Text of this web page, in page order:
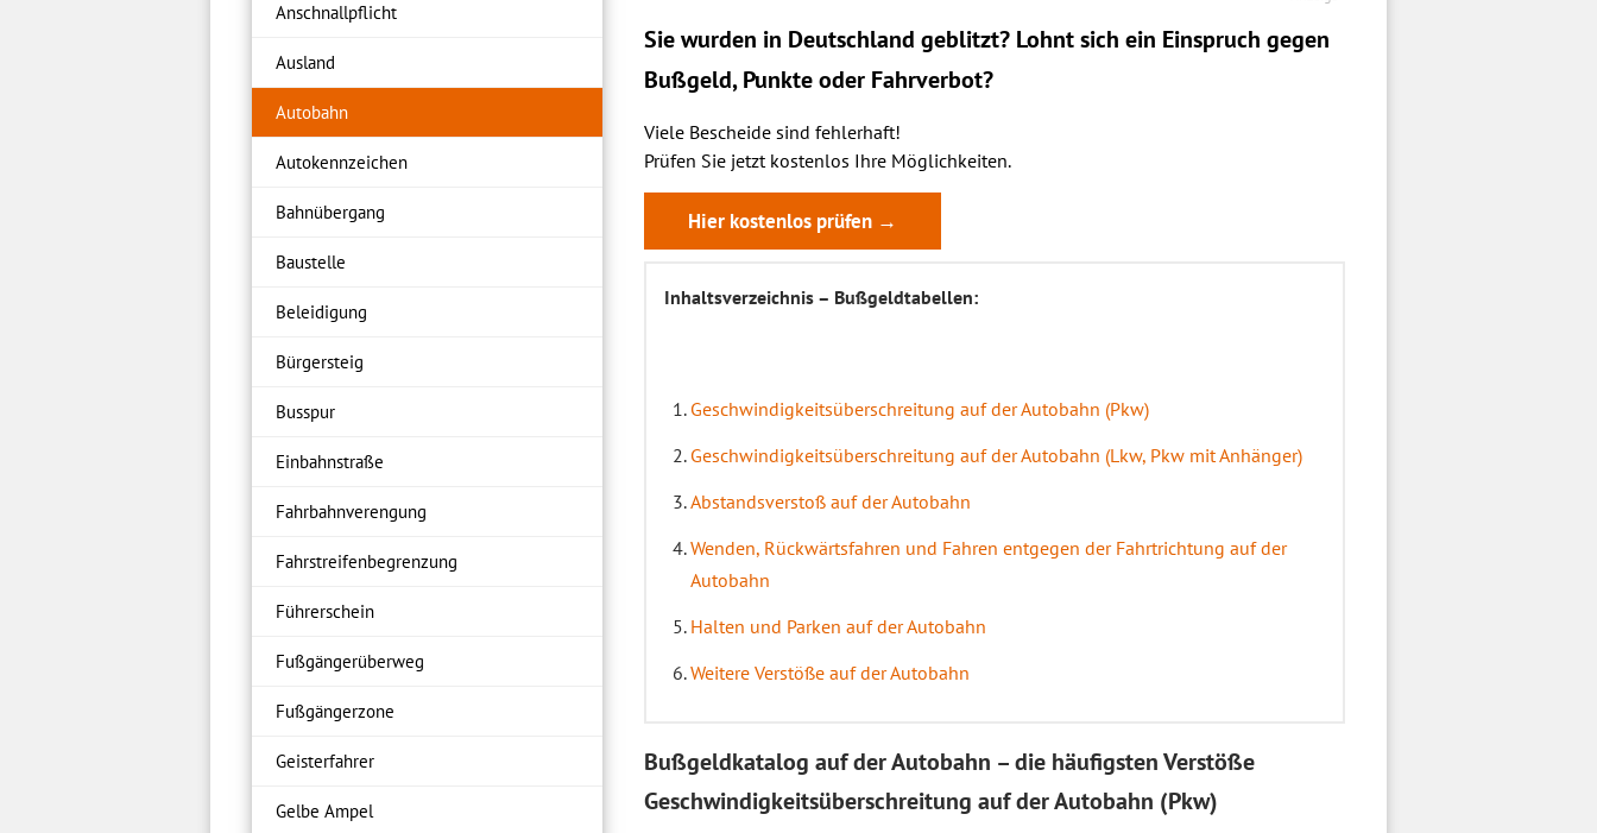
Anschnallpflicht
Ausland
Autobahn
Autokennzeichen
Bahnübergang
Baustelle
Beleidigung
Bürgersteig
Busspur
Einbahnstraße
Fahrbahnverengung
Fahrstreifenbegrenzung
Führerschein
Fußgängerüberweg
Fußgängerzone
Geisterfahrer
Gelbe Ampel
Sie wurden in Deutschland geblitzt? Lohnt sich ein Einspruch gegen
Bußgeld, Punkte oder Fahrverbot?
Viele Bescheide sind fehlerhaft!
Prüfen Sie jetzt kostenlos Ihre Möglichkeiten.
Hier kostenlos prüfen →
Inhaltsverzeichnis – Bußgeldtabellen:
Geschwindigkeitsüberschreitung auf der Autobahn (Pkw)
Geschwindigkeitsüberschreitung auf der Autobahn (Lkw, Pkw mit Anhänger)
Abstandsverstoß auf der Autobahn
Wenden, Rückwärtsfahren und Fahren entgegen der Fahrtrichtung auf der
Autobahn
Halten und Parken auf der Autobahn
Weitere Verstöße auf der Autobahn
Bußgeldkatalog auf der Autobahn – die häufigsten Verstöße
Geschwindigkeitsüberschreitung auf der Autobahn (Pkw)